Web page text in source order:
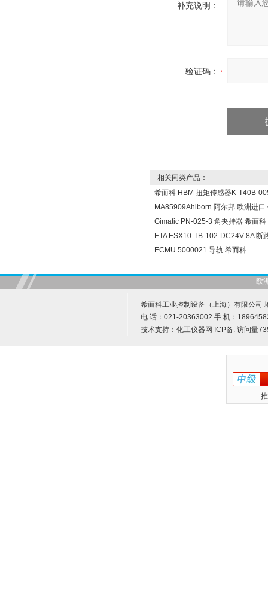
补充说明：
验证码：
相关同类产品：
希而科 HBM 扭矩传感器K-T40B-
MA85909Ahlborn 阿尔邦 欧洲进口
Gimatic PN-025-3 角夹持器 希而科
ETA ESX10-TB-102-DC24V-8A 断
ECMU 5000021 导轨 希而科
欧
希而科工业控制设备（上海）有限公司
电 话：021-20363002 手 机：
技术支持： 化工仪器网 ICP备: 访问量